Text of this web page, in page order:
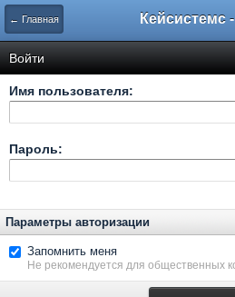
← Главная
Войти
Имя пользователя:
Пароль:
Параметры авторизации
Запомнить меня
Не рекомендуется для общественных